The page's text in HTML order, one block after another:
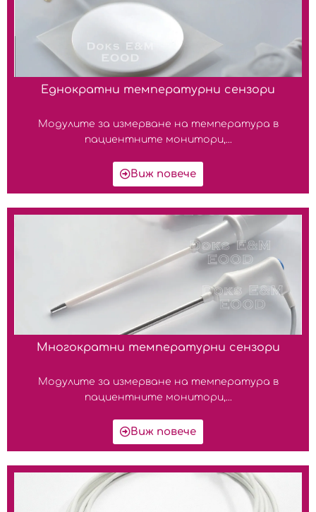
Еднократни температурни сензори
Модулите за измерване на температура в
пациентните монитори,...
Виж повече
Многократни температурни сензори
Модулите за измерване на температура в
пациентните монитори,...
Виж повече